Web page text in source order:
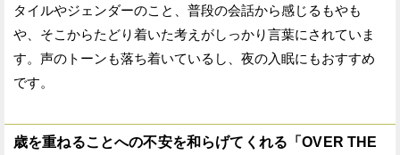
タイルやジェンダーのこと、普段の会話から感じるもやも
や、そこからたどり着いた考えがしっかり言葉にされていま
す。声のトーンも落ち着いているし、夜の入眠にもおすすめ
です。
歳を重ねることへの不安を和らげてくれる「OVER THE